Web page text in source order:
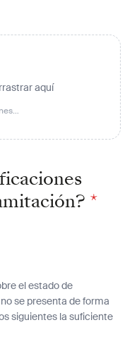
aquí
*
el estado de
se presenta de forma
siguientes la suficiente